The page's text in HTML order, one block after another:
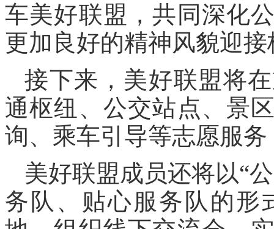
车美好联盟，共同深化
更加良好的精神风貌迎
接下来，美好联盟将
通枢纽、公交站点、景
询、乘车引导等志愿服
美好联盟成员还将以“
务队、贴心服务队的形